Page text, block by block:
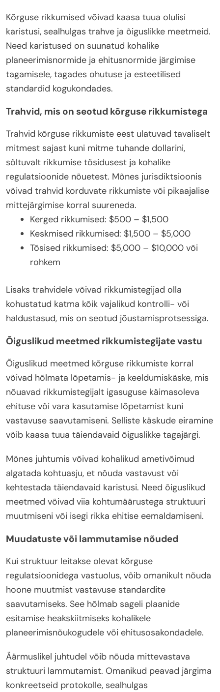
Kõrguse rikkumised võivad kaasa tuua olulisi
karistusi, sealhulgas trahve ja õiguslikke meetmeid.
Need karistused on suunatud kohalike
planeerimisnormide ja ehitusnormide järgimise
tagamisele, tagades ohutuse ja esteetilised
standardid kogukondades.
Trahvid, mis on seotud kõrguse rikkumistega
Trahvid kõrguse rikkumiste eest ulatuvad tavaliselt
mitmest sajast kuni mitme tuhande dollarini,
sõltuvalt rikkumise tõsidusest ja kohalike
regulatsioonide nõuetest. Mõnes jurisdiktsioonis
võivad trahvid korduvate rikkumiste või pikaajalise
mittejärgimise korral suureneda.
Kerged rikkumised: $500 – $1,500
Keskmised rikkumised: $1,500 – $5,000
Tõsised rikkumised: $5,000 – $10,000 või
rohkem
Lisaks trahvidele võivad rikkumistegijad olla
kohustatud katma kõik vajalikud kontrolli- või
haldustasud, mis on seotud jõustamisprotsessiga.
Õiguslikud meetmed rikkumistegijate vastu
Õiguslikud meetmed kõrguse rikkumiste korral
võivad hõlmata lõpetamis- ja keeldumiskäske, mis
nõuavad rikkumistegijalt igasuguse käimasoleva
ehituse või vara kasutamise lõpetamist kuni
vastavuse saavutamiseni. Selliste käskude eiramine
võib kaasa tuua täiendavaid õiguslikke tagajärgi.
Mõnes juhtumis võivad kohalikud ametivõimud
algatada kohtuasju, et nõuda vastavust või
kehtestada täiendavaid karistusi. Need õiguslikud
meetmed võivad viia kohtumäärustega struktuuri
muutmiseni või isegi rikka ehitise eemaldamiseni.
Muudatuste või lammutamise nõuded
Kui struktuur leitakse olevat kõrguse
regulatsioonidega vastuolus, võib omanikult nõuda
hoone muutmist vastavuse standardite
saavutamiseks. See hõlmab sageli plaanide
esitamise heakskiitmiseks kohalikele
planeerimisnõukogudele või ehitusosakondadele.
Äärmuslikel juhtudel võib nõuda mittevastava
struktuuri lammutamist. Omanikud peavad järgima
konkreetseid protokolle, sealhulgas